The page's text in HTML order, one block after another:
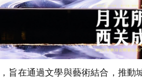
旨在通過文學與藝術結合，推動